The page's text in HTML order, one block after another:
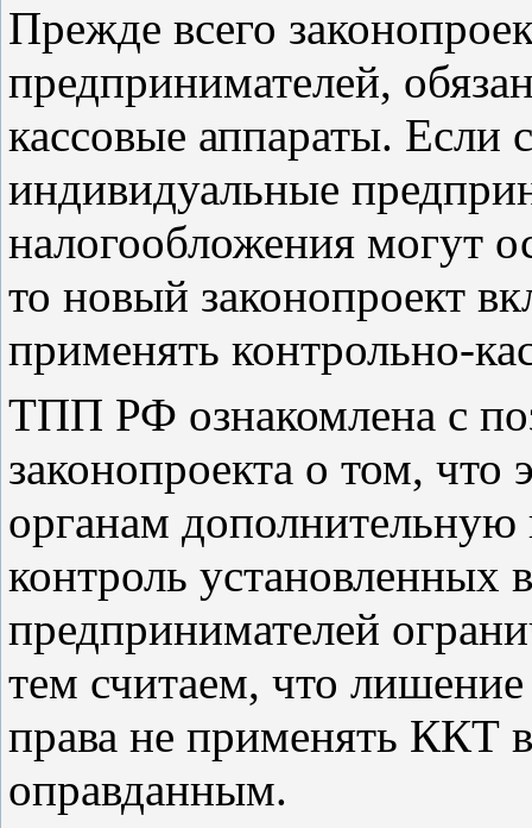
Прежде всего
предпринимателей,
кассовые аппараты.
индивидуальные
налогообложения могут
то новый законопроект
применять контрольно-
ТПП РФ ознакомлена с
законопроекта о том,
органам дополнительную
контроль установленных
предпринимателей
тем считаем, что
права не применять ККТ
оправданным.